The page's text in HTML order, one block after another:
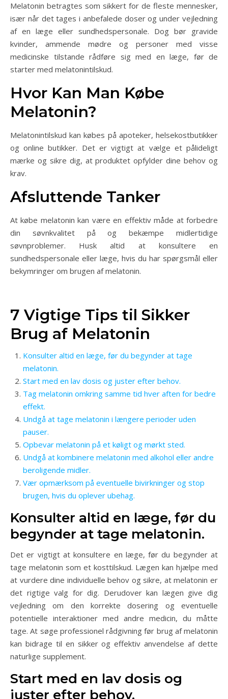
Melatonin betragtes som sikkert for de fleste mennesker,
især når det tages i anbefalede doser og under vejledning
af en læge eller sundhedspersonale. Dog bør gravide
kvinder, ammende mødre og personer med visse
medicinske tilstande rådføre sig med en læge, før de
starter med melatonintilskud.
Hvor Kan Man Købe
Melatonin?
Melatonintilskud kan købes på apoteker, helsekostbutikker
og online butikker. Det er vigtigt at vælge et pålideligt
mærke og sikre dig, at produktet opfylder dine behov og
krav.
Afsluttende Tanker
At købe melatonin kan være en effektiv måde at forbedre
din søvnkvalitet på og bekæmpe midlertidige
søvnproblemer. Husk altid at konsultere en
sundhedspersonale eller læge, hvis du har spørgsmål eller
bekymringer om brugen af melatonin.
7 Vigtige Tips til Sikker
Brug af Melatonin
Konsulter altid en læge, før du begynder at tage
melatonin.
Start med en lav dosis og juster efter behov.
Tag melatonin omkring samme tid hver aften for bedre
effekt.
Undgå at tage melatonin i længere perioder uden
pauser.
Opbevar melatonin på et køligt og mørkt sted.
Undgå at kombinere melatonin med alkohol eller andre
beroligende midler.
Vær opmærksom på eventuelle bivirkninger og stop
brugen, hvis du oplever ubehag.
Konsulter altid en læge, før du
begynder at tage melatonin.
Det er vigtigt at konsultere en læge, før du begynder at
tage melatonin som et kosttilskud. Lægen kan hjælpe med
at vurdere dine individuelle behov og sikre, at melatonin er
det rigtige valg for dig. Derudover kan lægen give dig
vejledning om den korrekte dosering og eventuelle
potentielle interaktioner med andre medicin, du måtte
tage. At søge professionel rådgivning før brug af melatonin
kan bidrage til en sikker og effektiv anvendelse af dette
naturlige supplement.
Start med en lav dosis og
juster efter behov.